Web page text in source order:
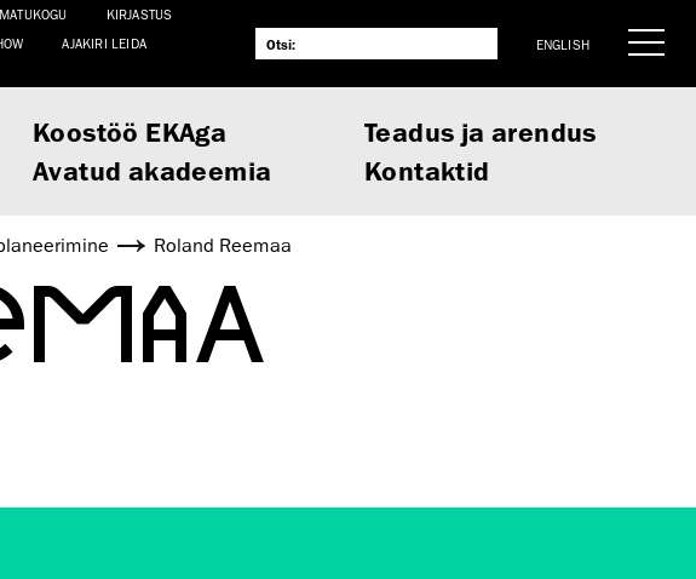
KIRJASTUS
AJAKIRI LEIDA
ENGLISH
Koostöö EKAga
Teadus ja arendus
Avatud akadeemia Kontaktid
Roland Reemaa